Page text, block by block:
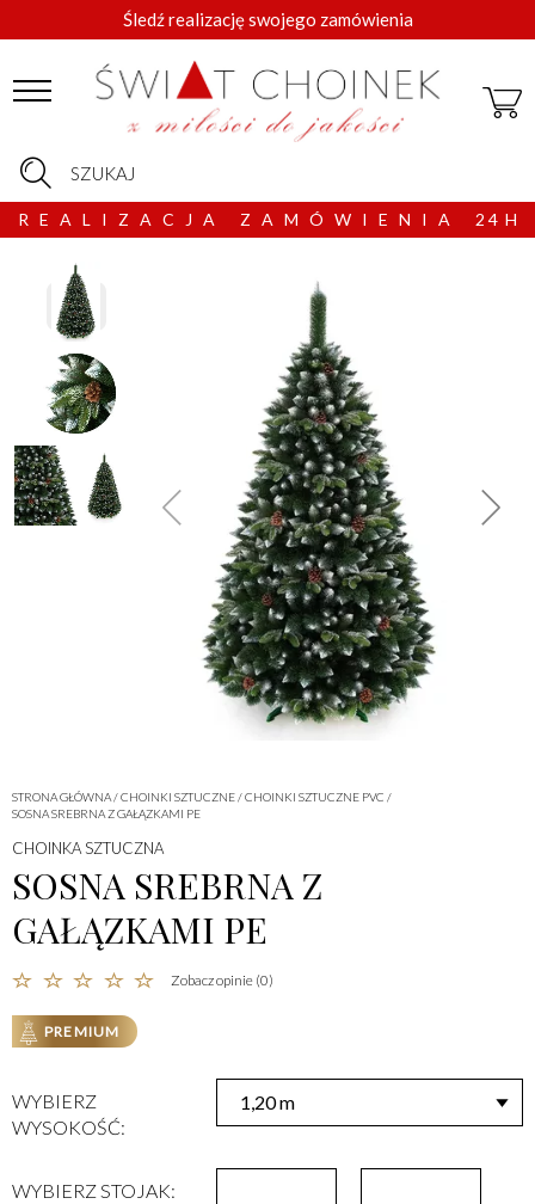
SZUKAJ
Śledź realizację swojego zamówienia
R E A L I Z A C J A Z A M Ó W I E N I A 2 4 H
STRONA GŁÓWNA/CHOINKI SZTUCZNE/CHOINKI SZTUCZNE PVC /
SOSNA SREBRNA Z GAŁĄZKAMI PE
CHOINKA SZTUCZNA
SOSNA SREBRNA Z
GAŁĄZKAMI PE
Zobacz opinie (0)
PREMIUM
WYBIERZ
WYSOKOŚĆ:
WYBIERZ STOJAK: